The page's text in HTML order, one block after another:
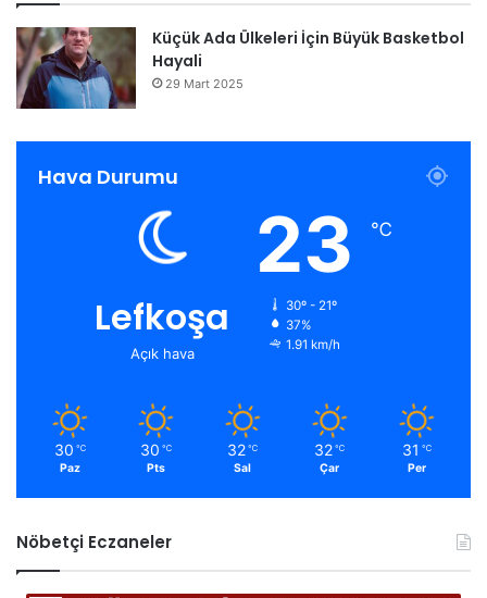
Küçük Ada Ülkeleri İçin Büyük Basketbol
Hayali
29 Mart 2025
Hava Durumu
Lefkoşa
Açık hava
23 ℃
30º - 21º
37%
1.91 km/h
30 ℃
Paz
30 ℃
Pts
32 ℃
Sal
32 ℃
Çar
31 ℃
Per
Nöbetçi Eczaneler